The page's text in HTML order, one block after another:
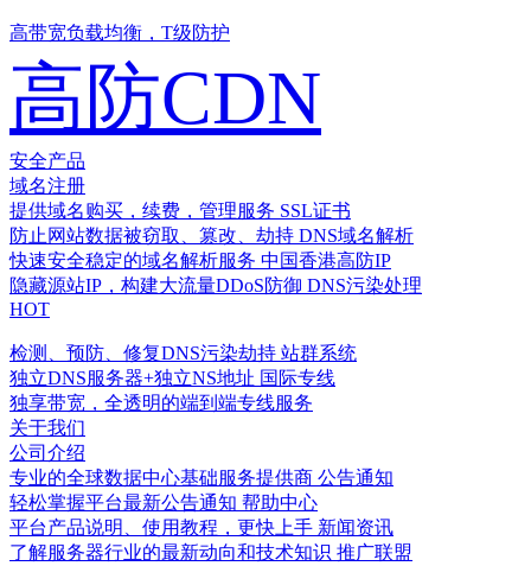
高带宽负载均衡，T级防护
高防CDN
安全产品
域名注册
提供域名购买，续费，管理服务 SSL证书
防止网站数据被窃取、篡改、劫持 DNS域名解析
快速安全稳定的域名解析服务 中国香港高防IP
隐藏源站IP，构建大流量DDoS防御 DNS污染处理
HOT
检测、预防、修复DNS污染劫持 站群系统
独立DNS服务器+独立NS地址 国际专线
独享带宽，全透明的端到端专线服务
关于我们
公司介绍
专业的全球数据中心基础服务提供商 公告通知
轻松掌握平台最新公告通知 帮助中心
平台产品说明、使用教程，更快上手 新闻资讯
了解服务器行业的最新动向和技术知识 推广联盟